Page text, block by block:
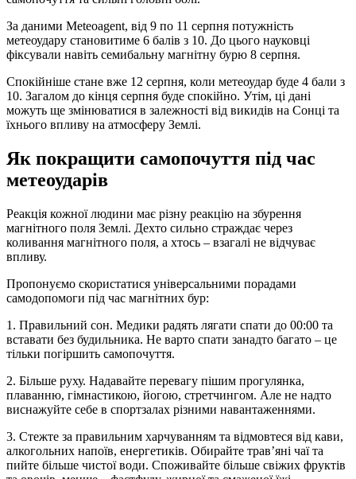
За даними Meteoagent, від 9 по 11 серпня потужність
метеоудару становитиме 6 балів з 10. До цього науковці
фіксували навіть семибальну магнітну бурю 8 серпня.
Спокійніше стане вже 12 серпня, коли метеоудар буде 4 бали з
10. Загалом до кінця серпня буде спокійно. Утім, ці дані
можуть ще змінюватися в залежності від викидів на Сонці та
їхнього впливу на атмосферу Землі.
Як покращити самопочуття під час
метеоударів
Реакція кожної людини має різну реакцію на збурення
магнітного поля Землі. Дехто сильно страждає через
коливання магнітного поля, а хтось – взагалі не відчуває
впливу.
Пропонуємо скористатися універсальними порадами
самодопомоги під час магнітних бур:
1. Правильний сон. Медики радять лягати спати до 00:00 та
вставати без будильника. Не варто спати занадто багато – це
тільки погіршить самопочуття.
2. Більше руху. Надавайте перевагу пішим прогулянка,
плаванню, гімнастикою, йогою, стретчингом. Але не надто
виснажуйте себе в спортзалах різними навантаженнями.
3. Стежте за правильним харчуванням та відмовтеся від кави,
алкогольних напоїв, енергетиків. Обирайте трав’яні чаї та
пийте більше чистої води. Споживайте більше свіжих фруктів